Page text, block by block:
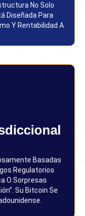
No Solo
Diseñada Para
Y Rentabilidad A
Basadas
Regulatorios
O Sorpresas
Su Bitcoin Se